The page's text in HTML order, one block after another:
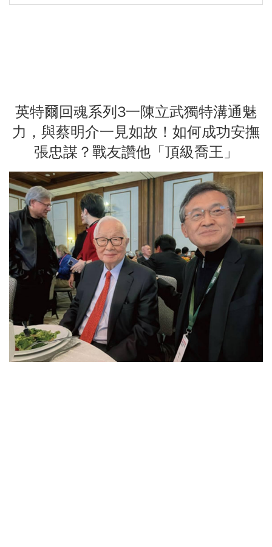
英特爾回魂系列3一陳立武獨特溝通魅
力，與蔡明介一見如故！如何成功安撫
張忠謀？戰友讚他「頂級喬王」